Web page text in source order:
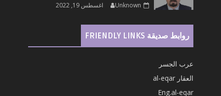
Unknown اغسطس 19, 2022
روابط صديقة FRIENDLY LINKS
عرب الجسر
العقار al-eqar
Eng.al-eqar